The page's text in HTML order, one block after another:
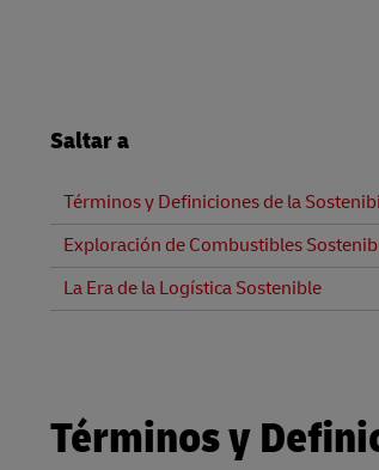
Saltar a
Términos y Definiciones de la
Exploración de Combustibles
La Era de la Logística Sostenible
Términos y